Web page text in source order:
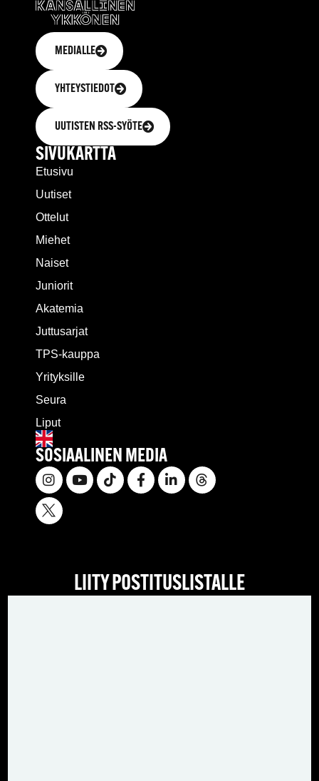
MEDIALLE
YHTEYSTIEDOT
UUTISTEN RSS-SYÖTE
SIVUKARTTA
Etusivu
Uutiset
Ottelut
Miehet
Naiset
Juniorit
Akatemia
Juttusarjat
TPS-kauppa
Yrityksille
Seura
Liput
SOSIAALINEN MEDIA
LIITY POSTITUSLISTALLE